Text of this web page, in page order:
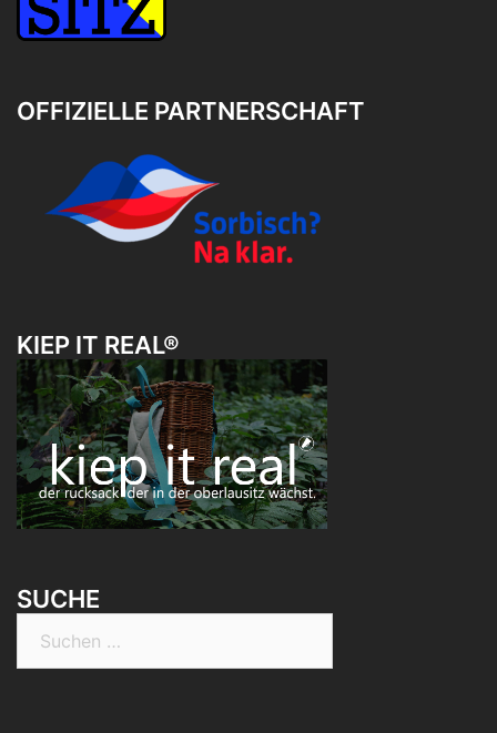
OFFIZIELLE PARTNERSCHAFT
KIEP IT REAL®
SUCHE
nach: